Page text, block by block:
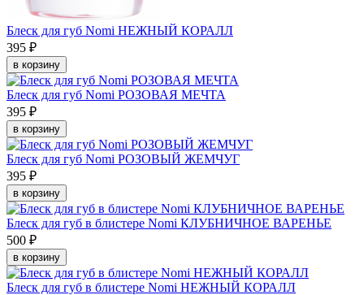
Блеск для губ Nomi НЕЖНЫЙ КОРАЛЛ
395 ₽
в корзину
Блеск для губ Nomi РОЗОВАЯ МЕЧТА
395 ₽
в корзину
Блеск для губ Nomi РОЗОВЫЙ ЖЕМЧУГ
395 ₽
в корзину
Блеск для губ в блистере Nomi КЛУБНИЧНОЕ ВАРЕНЬЕ
500 ₽
в корзину
Блеск для губ в блистере Nomi НЕЖНЫЙ КОРАЛЛ